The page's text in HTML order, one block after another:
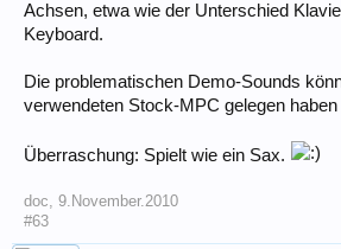
Achsen, etwa wie der Unterschied
Keyboard.
Die problematischen Demo-Sounds
verwendeten Stock-MPC gelegen
Überraschung: Spielt wie ein Sax.
doc, 9.November.2010
#63